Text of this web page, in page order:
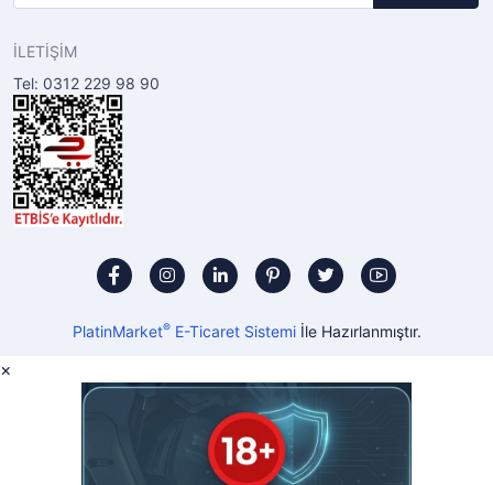
İLETİŞİM
Tel: 0312 229 98 90
PlatinMarket®E-Ticaret Sistemiİle Hazırlanmıştır.
×